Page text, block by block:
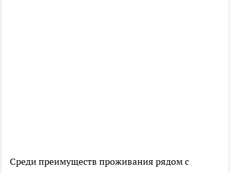
Среди преимуществ проживания рядом с